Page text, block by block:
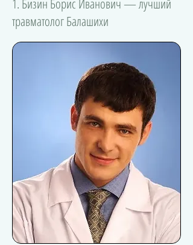
1. Бизин Борис Иванович — лучший
травматолог Балашихи